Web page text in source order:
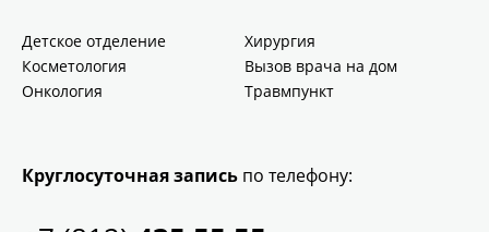
Детское отделение
Хирургия
Косметология
Вызов врача на дом
Онкология
Травмпункт
Круглосуточная запись по телефону: